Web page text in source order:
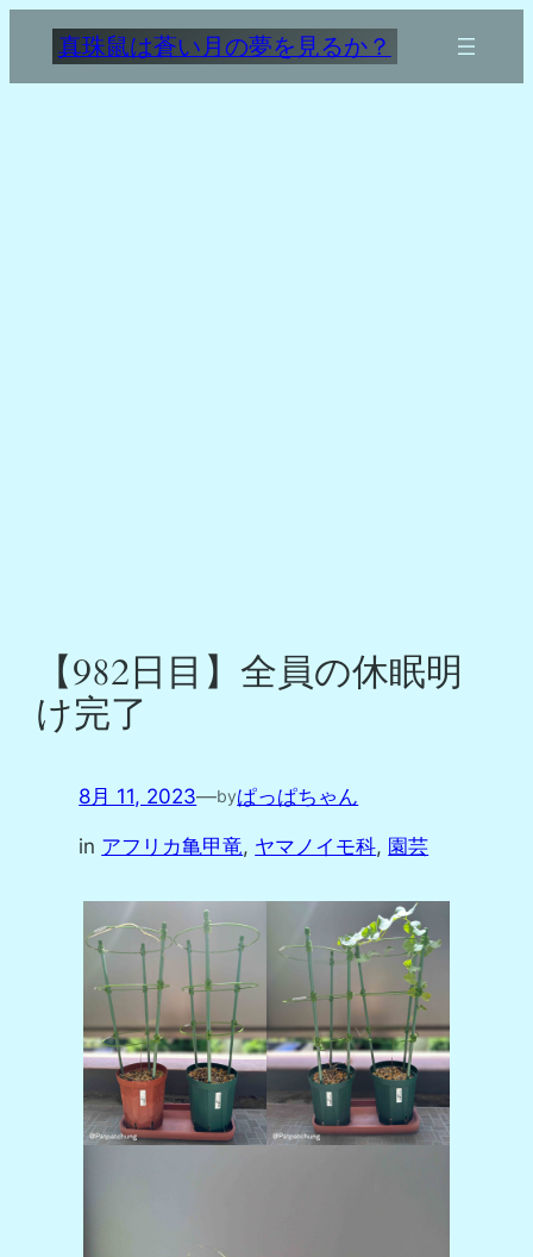
を
真珠鼠は蒼い月の夢を見るか？
【982日目】全員の休眠明
け完了
8月 11, 2023—byぱっぱちゃん
in アフリカ亀甲竜, ヤマノイモ科, 園芸